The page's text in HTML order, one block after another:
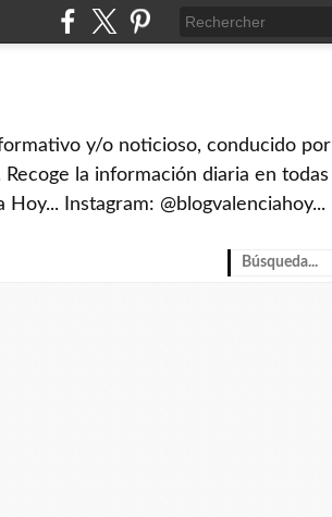
y/o noticioso, conducido por
la información diaria en todas
Instagram: @blogvalenciahoy...